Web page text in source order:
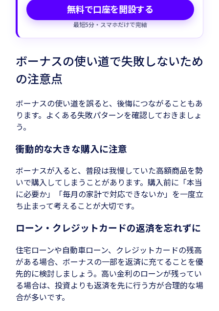
無料で口座を開設する
最短5分・スマホだけで完結
ボーナスの使い道で失敗しないため
の注意点
ボーナスの使い道を誤ると、後悔につながることもあ
ります。よくある失敗パターンを確認しておきましょ
う。
衝動的な大きな購入に注意
ボーナスが入ると、普段は我慢していた高額商品を勢
いで購入してしまうことがあります。購入前に「本当
に必要か」「毎月の家計で対応できないか」を一度立
ち止まって考えることが大切です。
ローン・クレジットカードの返済を忘れずに
住宅ローンや自動車ローン、クレジットカードの残高
がある場合、ボーナスの一部を返済に充てることを優
先的に検討しましょう。高い金利のローンが残ってい
る場合は、投資よりも返済を先に行う方が合理的な場
合が多いです。